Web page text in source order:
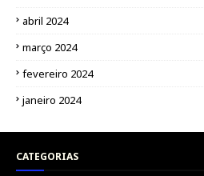
abril 2024
março 2024
fevereiro 2024
janeiro 2024
CATEGORIAS